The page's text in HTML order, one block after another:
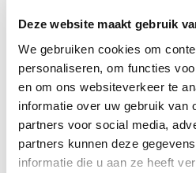
Deze website maakt gebruik
We gebruiken cookies om
personaliseren, om functies
en om ons websiteverkeer te
informatie over uw gebruik van
partners voor social media,
partners kunnen deze
informatie die u aan ze heeft
aanvraag langs bij de cliënt voor een
van de armleggers en het type joystick.
plannen we ook een tussenpassing in,
cliënt overweg kan met het
stap toe naar een oplossing die
behoeften van de cliënt.”